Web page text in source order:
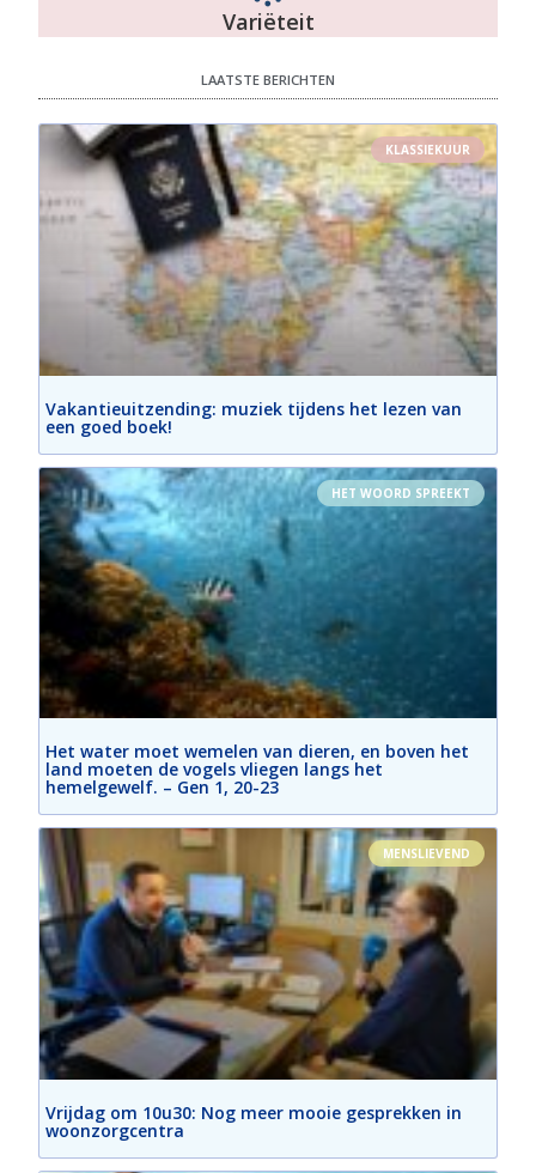
Variëteit
LAATSTE BERICHTEN
KLASSIEKUUR
Vakantieuitzending: muziek tijdens het lezen van
een goed boek!
HET WOORD SPREEKT
Het water moet wemelen van dieren, en boven het
land moeten de vogels vliegen langs het
hemelgewelf. – Gen 1, 20-23
MENSLIEVEND
Vrijdag om 10u30: Nog meer mooie gesprekken in
woonzorgcentra